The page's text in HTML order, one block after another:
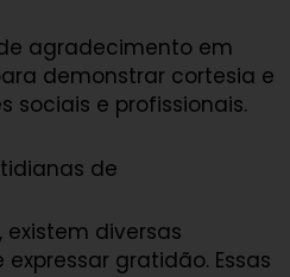
agradecimento em
demonstrar cortesia e
sociais e profissionais.
de
diversas
gratidão. Essas